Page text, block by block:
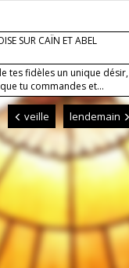
SUR CAÏN ET ABEL
tes fidèles un unique désir,
tu commandes et...
veille lendemain